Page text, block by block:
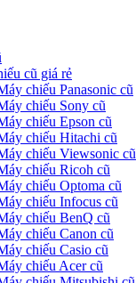
cũ giá rẻ
chiếu Panasonic cũ
chiếu Sony cũ
chiếu Epson cũ
chiếu Hitachi cũ
chiếu Viewsonic cũ
chiếu Ricoh cũ
chiếu Optoma cũ
chiếu Infocus cũ
chiếu BenQ cũ
chiếu Canon cũ
chiếu Casio cũ
chiếu Acer cũ